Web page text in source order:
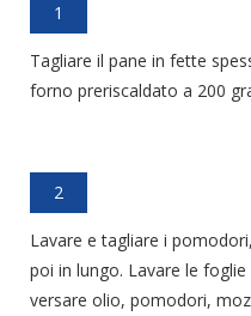
1
Tagliare il pane in fette
forno preriscaldato a 200
2
Lavare e tagliare i
poi in lungo. Lavare le
versare olio, pomodori,